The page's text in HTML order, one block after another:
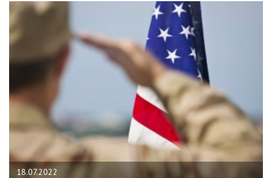
18.07.2022